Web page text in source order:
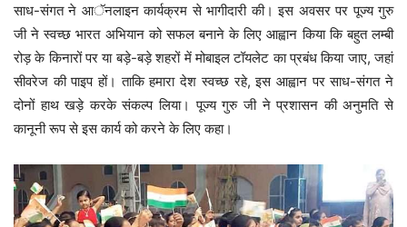
साध-संगत ने आॅनलाइन कार्यक्रम से भागीदारी की। इस अवसर पर पूज्य गुरु
जी ने स्वच्छ भारत अभियान को सफल बनाने के लिए आह्वान किया कि बहुत लम्बी
रोड़ के किनारों पर या बड़े-बड़े शहरों में मोबाइल टॉयलेट का प्रबंध किया जाए, जहां
सीवरेज की पाइप हों। ताकि हमारा देश स्वच्छ रहे, इस आह्वान पर साध-संगत ने
दोनों हाथ खड़े करके संकल्प लिया। पूज्य गुरु जी ने प्रशासन की अनुमति से
कानूनी रूप से इस कार्य को करने के लिए कहा।